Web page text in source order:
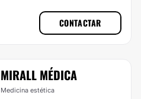
CONTACTAR
MIRALL MÉDICA
Medicina estética